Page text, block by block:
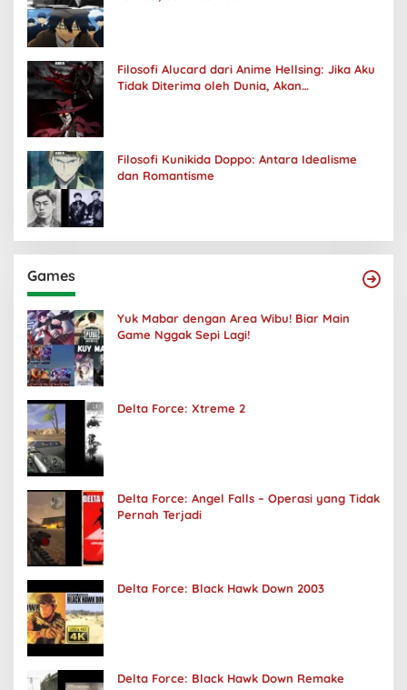
Filosofi Alucard dari Anime Hellsing: Jika Aku
Tidak Diterima oleh Dunia, Akan
Filosofi Kunikida Doppo: Antara Idealisme
dan Romantisme
Games
Yuk Mabar dengan Area Wibu! Biar Main
Game Nggak Sepi Lagi!
Delta Force: Xtreme 2
Delta Force: Angel Falls – Operasi yang Tidak
Pernah Terjadi
Delta Force: Black Hawk Down 2003
Delta Force: Black Hawk Down Remake